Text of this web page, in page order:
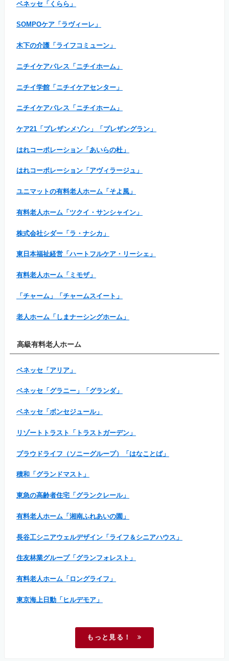
ベネッセ「くらら」
SOMPOケア「ラヴィーレ」
木下の介護「ライフコミューン」
ニチイケアパレス「ニチイホーム」
ニチイ学館「ニチイケアセンター」
ニチイケアパレス「ニチイホーム」
ケア21「プレザンメゾン」「プレザングラン」
はれコーポレーション「あいらの杜」
はれコーポレーション「アヴィラージュ」
ユニマットの有料老人ホーム「そよ風」
有料老人ホーム「ツクイ・サンシャイン」
株式会社シダー「ラ・ナシカ」
東日本福祉経営「ハートフルケア・リーシェ」
有料老人ホーム「ミモザ」
「チャーム」「チャームスイート」
老人ホーム「しまナーシングホーム」
高級有料老人ホーム
ベネッセ「アリア」
ベネッセ「グラニー」「グランダ」
ベネッセ「ボンセジュール」
リゾートトラスト「トラストガーデン」
プラウドライフ（ソニーグループ）「はなことば」
積和「グランドマスト」
東急の高齢者住宅「グランクレール」
有料老人ホーム「湘南ふれあいの園」
長谷工シニアウェルデザイン「ライフ＆シニアハウス」
住友林業グループ「グランフォレスト」
有料老人ホーム「ロングライフ」
東京海上日動「ヒルデモア」
もっと見る！